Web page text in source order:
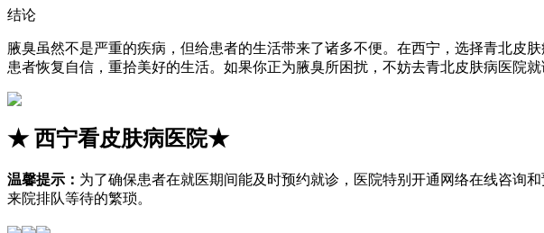
结论
腋臭虽然不是严重的疾病，但给患者的生活带来了诸多不便。在西宁，选择青北皮
患者恢复自信，重拾美好的生活。如果你正为腋臭所困扰，不妨去青北皮肤病医院
★西宁看皮肤病医院★
温馨提示： 为了确保患者在就医期间能及时预约就诊，医院特别开通网络在线咨询
来院排队等待的繁琐。